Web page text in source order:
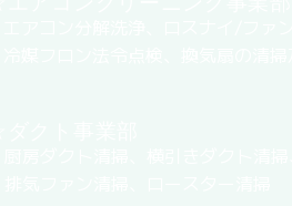
厨房ダクト清掃、横引きダクト清